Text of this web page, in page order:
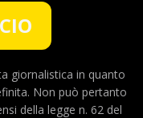
giornalistica in quanto
Non può pertanto
della legge n. 62 del